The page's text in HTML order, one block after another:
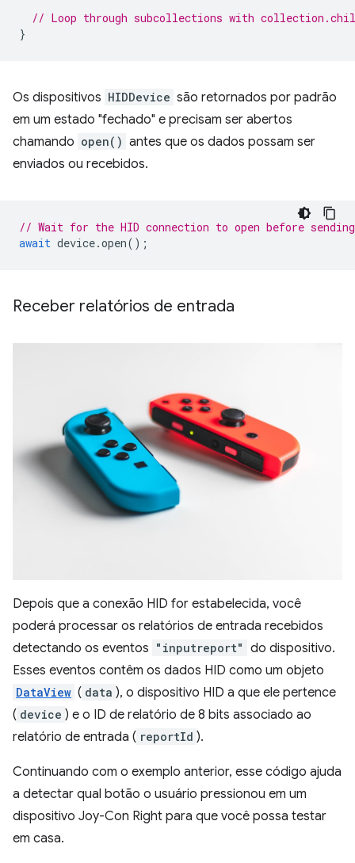
// Loop through subcollections with
}
Os dispositivos HIDDevice são retornados por padrão
em um estado "fechado" e precisam ser abertos
chamando open() antes que os dados possam ser
enviados ou recebidos.
// Wait for the HID connection to open before
await device.open();
Receber relatórios de entrada
Depois que a conexão HID for estabelecida, você
poderá processar os relatórios de entrada recebidos
detectando os eventos "inputreport" do dispositivo.
Esses eventos contêm os dados HID como um objeto
DataView ( data ), o dispositivo HID a que ele pertence
( device ) e o ID de relatório de 8 bits associado ao
relatório de entrada ( reportId ).
Continuando com o exemplo anterior, esse código ajuda
a detectar qual botão o usuário pressionou em um
dispositivo Joy-Con Right para que você possa testar
em casa.